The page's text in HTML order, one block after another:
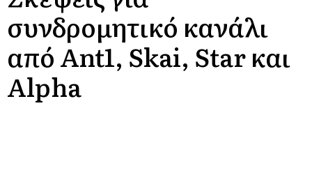
συνδρομητικό κανάλι
από Ant1, Skai, Star και
Alpha